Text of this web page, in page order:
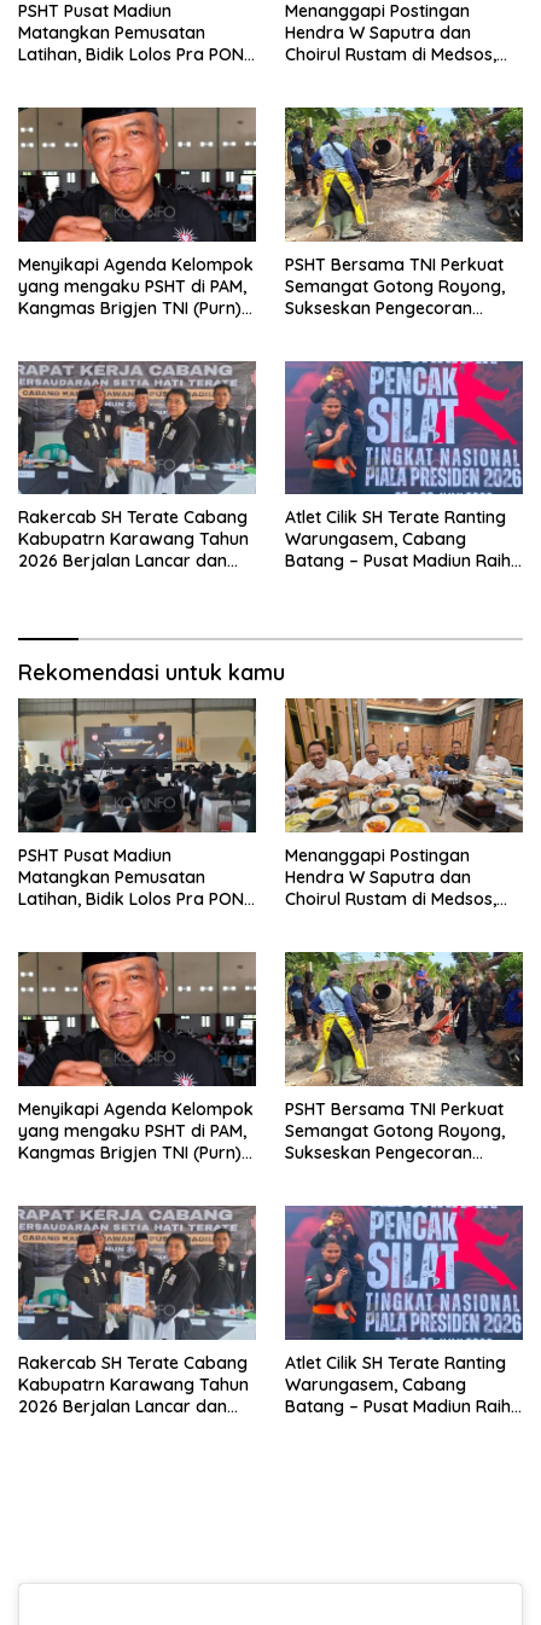
PSHT Pusat Madiun
Matangkan Pemusatan
Latihan, Bidik Lolos Pra PON
Menanggapi Postingan
Hendra W Saputra dan
Choirul Rustam di Medsos,
Menyikapi Agenda Kelompok
yang mengaku PSHT di PAM,
Kangmas Brigjen TNI (Purn)
PSHT Bersama TNI Perkuat
Semangat Gotong Royong,
Sukseskan Pengecoran
Rakercab SH Terate Cabang
Kabupatrn Karawang Tahun
2026 Berjalan Lancar dan
Atlet Cilik SH Terate Ranting
Warungasem, Cabang
Batang – Pusat Madiun Raih
Rekomendasi untuk kamu
PSHT Pusat Madiun
Matangkan Pemusatan
Latihan, Bidik Lolos Pra PON
Menanggapi Postingan
Hendra W Saputra dan
Choirul Rustam di Medsos,
Menyikapi Agenda Kelompok
yang mengaku PSHT di PAM,
Kangmas Brigjen TNI (Purn)
PSHT Bersama TNI Perkuat
Semangat Gotong Royong,
Sukseskan Pengecoran
Rakercab SH Terate Cabang
Kabupatrn Karawang Tahun
2026 Berjalan Lancar dan
Atlet Cilik SH Terate Ranting
Warungasem, Cabang
Batang – Pusat Madiun Raih